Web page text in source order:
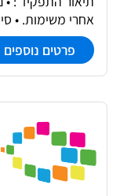
אחרי משימות. •
ביצוע מעקב
הממונה ובהתאם
התוכנית.
פרטים נוספים